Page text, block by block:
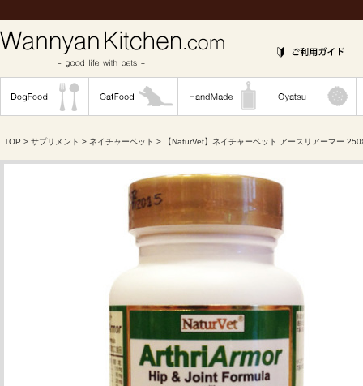
TOP > サプリメント > ネイチャーベット > 【NaturVet】ネイチャーベット アースリアーマー 250